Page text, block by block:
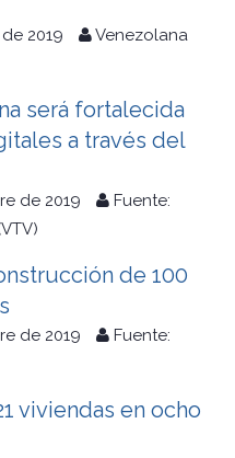
2019
Venezolana
será fortalecida
a través del
de 2019
Fuente:
de 100
de 2019
Fuente:
viviendas en ocho